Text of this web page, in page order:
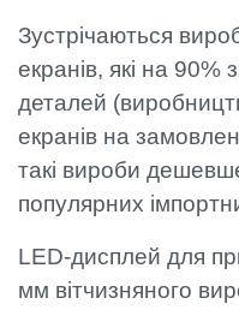
Зустрічаються
екранів, які на 90%
деталей
екранів на
такі вироби
популярних
LED-дисплей для
мм вітчизняного